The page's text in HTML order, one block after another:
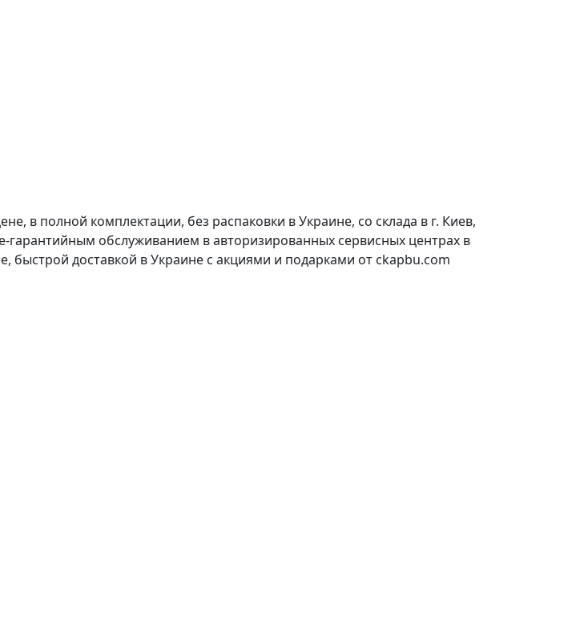
в полной комплектации, без распаковки в Украине, со склада в г. Киев,
обслуживанием в авторизированных сервисных центрах в
быстрой доставкой в Украине с акциями и подарками от ckapbu.com